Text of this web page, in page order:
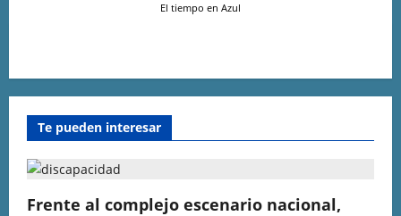
El tiempo en Azul
Te pueden interesar
Frente al complejo escenario nacional,